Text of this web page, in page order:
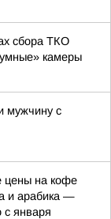
сбора ТКО
камеры
мужчину с
на кофе
и арабика —
с января